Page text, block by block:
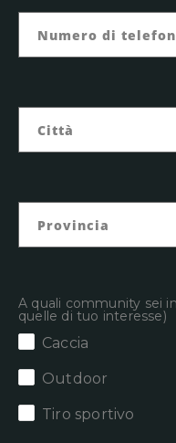
A quali community sei
quelle di tuo interesse)
Caccia
Outdoor
Tiro sportivo